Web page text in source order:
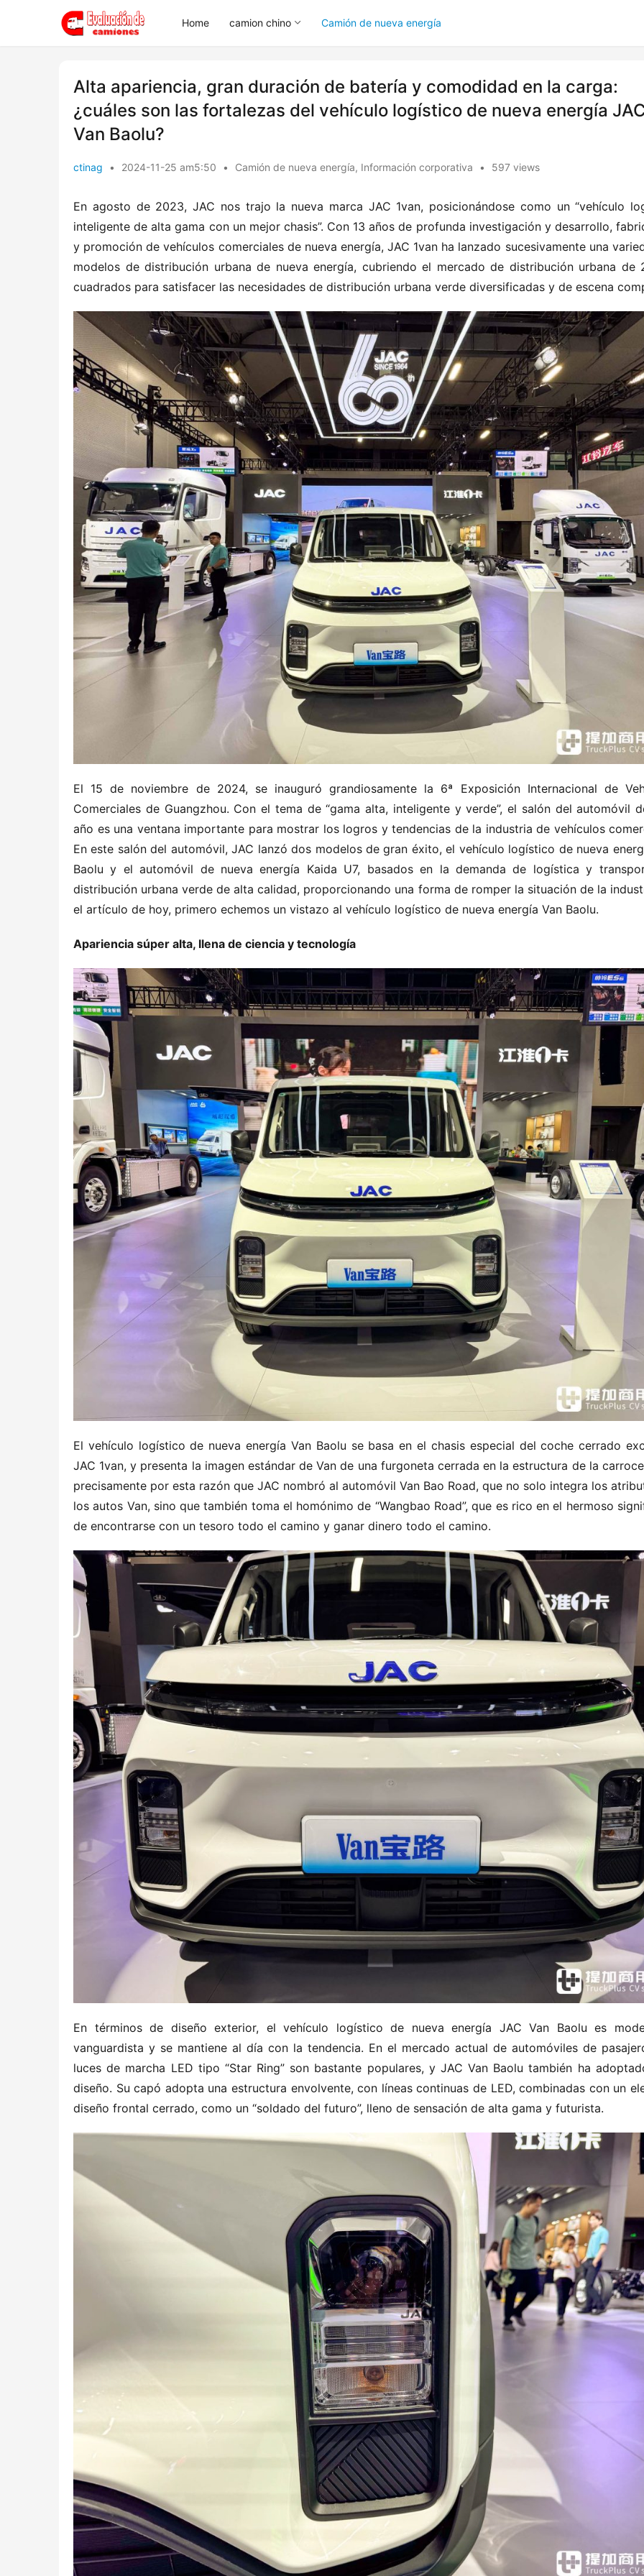
Home camion chino Camión de nueva energía
Alta apariencia, gran duración de batería y comodidad en la carga:
¿cuáles son las fortalezas del vehículo logístico de nueva energía
Van Baolu?
ctinag • 2024-11-25 am5:50 • Camión de nueva energía, Información corporativa • 597 views
En agosto de 2023, JAC nos trajo la nueva marca JAC 1van, posicionándose como un “vehículo
inteligente de alta gama con un mejor chasis”. Con 13 años de profunda investigación y desarrollo,
y promoción de vehículos comerciales de nueva energía, JAC 1van ha lanzado sucesivamente una
modelos de distribución urbana de nueva energía, cubriendo el mercado de distribución urbana de
cuadrados para satisfacer las necesidades de distribución urbana verde diversificadas y de escena
El 15 de noviembre de 2024, se inauguró grandiosamente la 6ª Exposición Internacional de
Comerciales de Guangzhou. Con el tema de “gama alta, inteligente y verde”, el salón del automóvil
año es una ventana importante para mostrar los logros y tendencias de la industria de vehículos
En este salón del automóvil, JAC lanzó dos modelos de gran éxito, el vehículo logístico de nueva
Baolu y el automóvil de nueva energía Kaida U7, basados en la demanda de logística y
distribución urbana verde de alta calidad, proporcionando una forma de romper la situación de la
el artículo de hoy, primero echemos un vistazo al vehículo logístico de nueva energía Van Baolu.
Apariencia súper alta, llena de ciencia y tecnología
El vehículo logístico de nueva energía Van Baolu se basa en el chasis especial del coche cerrado
JAC 1van, y presenta la imagen estándar de Van de una furgoneta cerrada en la estructura de la
precisamente por esta razón que JAC nombró al automóvil Van Bao Road, que no solo integra los
los autos Van, sino que también toma el homónimo de “Wangbao Road”, que es rico en el hermoso
de encontrarse con un tesoro todo el camino y ganar dinero todo el camino.
En términos de diseño exterior, el vehículo logístico de nueva energía JAC Van Baolu es
vanguardista y se mantiene al día con la tendencia. En el mercado actual de automóviles de
luces de marcha LED tipo “Star Ring” son bastante populares, y JAC Van Baolu también ha
diseño. Su capó adopta una estructura envolvente, con líneas continuas de LED, combinadas con un
diseño frontal cerrado, como un “soldado del futuro”, lleno de sensación de alta gama y futurista.